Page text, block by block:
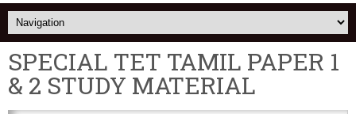
SPECIAL TET TAMIL PAPER 1
& 2 STUDY MATERIAL